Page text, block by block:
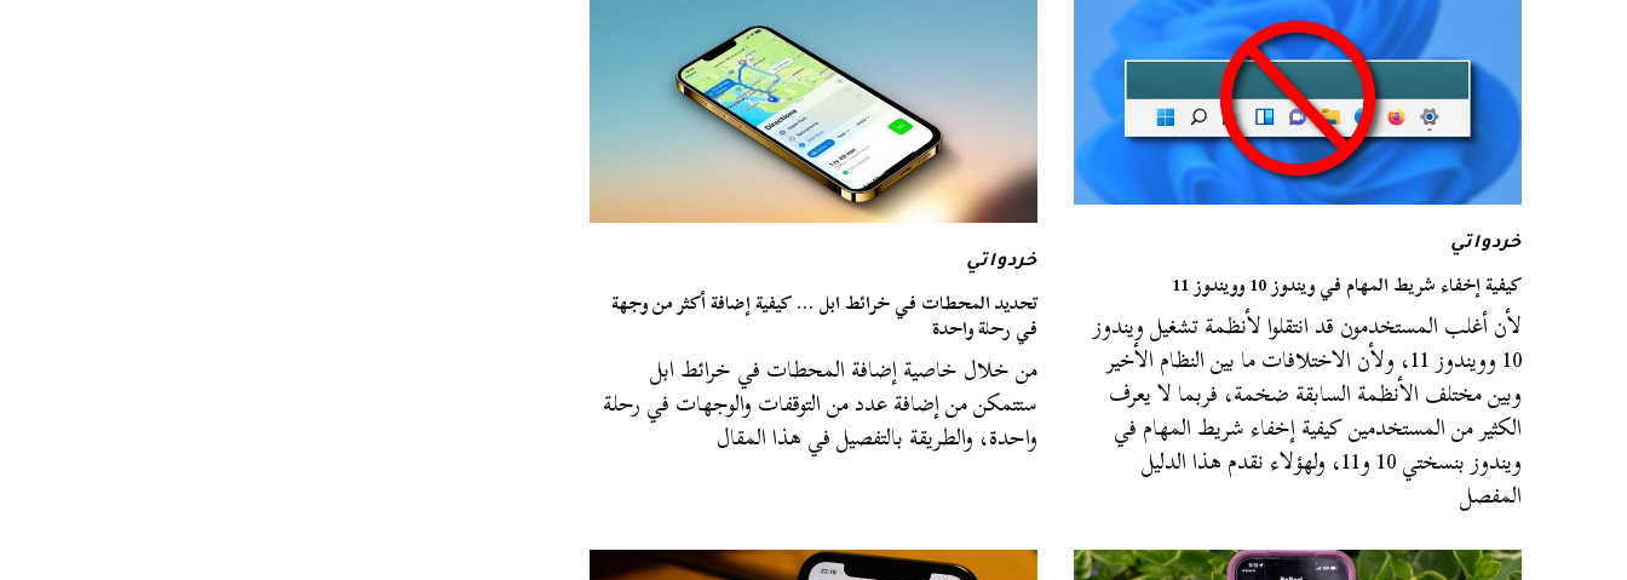
خردواتي
كيفية إخفاء شريط المهام في ويندوز 10 وويندوز 11
لأن أغلب المستخدمون قد انتقلوا لأنظمة تشغيل ويندوز
10 وويندوز 11، ولأن الاختلافات ما بين النظام الأخير
وبين مختلف الأنظمة السابقة ضخمة، فربما لا يعرف
الكثير من المستخدمين كيفية إخفاء شريط المهام في
ويندوز بنسختي 10 و11، ولهؤلاء نقدم هذا الدليل
المفصل
خردواتي
تحديد المحطات في خرائط ابل … كيفية إضافة أكثر من وجهة
في رحلة واحدة
من خلال خاصية إضافة المحطات في خرائط ابل
ستتمكن من إضافة عدد من التوقفات والوجهات في رحلة
واحدة، والطريقة بالتفصيل في هذا المقال